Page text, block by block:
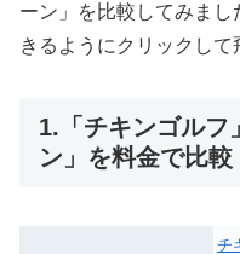
ーン」を比較してみま
きるようにクリックして
1.「チキンゴルフ
ン」を料金で比較
チ